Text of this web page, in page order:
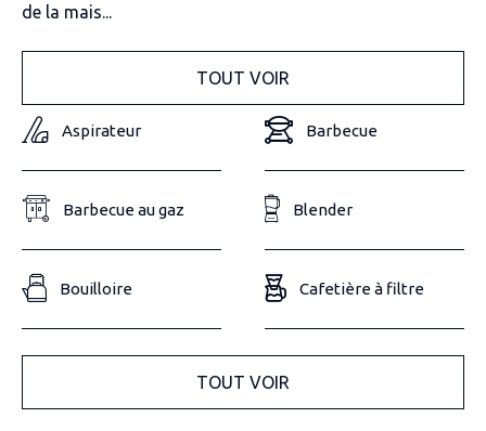
de la mais...
TOUT VOIR
Aspirateur Barbecue
Barbecue au gaz Blender
Bouilloire Cafetière à filtre
TOUT VOIR